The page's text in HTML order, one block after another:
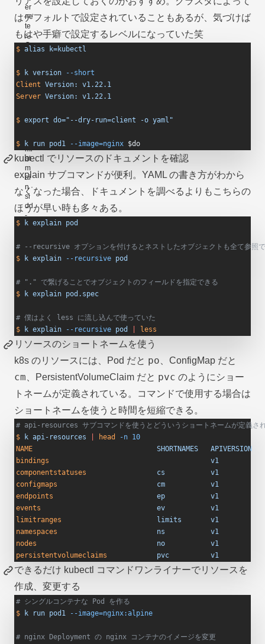
はデフォルトで設定されていることもあるが、気づけば
もはや手癖で設定するレベルになっていた笑
$ alias k=kubectl
$ k version --short
Client Version:
v1.22.1
Server Version: v1.22.1
$ export do="--dry-run=client -o yaml"
$ k run pod1 --image=nginx $do
kubectl でリソースのドキュメントを確認
explain サブコマンドが便利。YAML の書き方がわから
なくなった場合、ドキュメントを調べるよりもこちらの
ほうが早い時も多々ある。
$ k explain pod
# --recursive オプションを付けるとネストしたオブジェクトも全て参照
$ k explain --recursive pod
# "." で繋げることでオブジェクトのフィールドを指定できる
$ k explain pod.spec
# 僕はよく less に流し込んで使っていた
$ k explain --recursive pod less
リソースのショートネームを使う
k8s のリソースには、Pod だと po 、ConfigMap だと
cm 、PersistentVolumeClaim だと pvc のようにショー
トネームが定義されている。コマンドで使用する場合は
ショートネームを使うと時間を短縮できる。
# api-resources サブコマンドを使うとどういうショートネームが定義さ
$ k api-resources head -n 10
NAME
                              SHORTNAMES
   APIVERSION
bindings
                                       v1
componentstatuses
                 cs
           v1
configmaps
                        cm
           v1
endpoints
                         ep
           v1
events
                            ev
           v1
limitranges
                       limits
       v1
namespaces
                        ns
           v1
nodes
                             no
           v1
persistentvolumeclaims
            pvc
          v1
できるだけ kubectl コマンドワンライナーでリソースを
作成、変更する
# シングルコンテナな Pod を作る
$ k run pod1 --image=nginx:alpine
# nginx Deployment の nginx コンテナのイメージを変更